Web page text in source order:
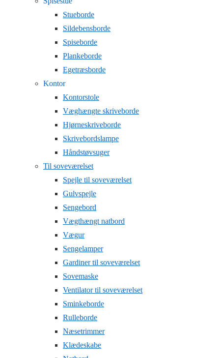
Stueborde
Sildebensborde
Spiseborde
Plankeborde
Egetræsborde
Kontor
Kontorstole
Væghængte skriveborde
Hjørneskriveborde
Skrivebordslampe
Håndstøvsuger
Til soveværelset
Spejle til soveværelset
Gulvspejle
Sengebord
Vægthængt natbord
Vægur
Sengelamper
Gardiner til soveværelset
Sovemaske
Ventilator til soveværelset
Sminkeborde
Rulleborde
Næsetrimmer
Klædeskabe